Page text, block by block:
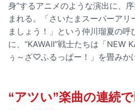
身”するアニメのような演出に、
まれる。「さいたまスーパーアリ
ましょう！」という仲川瑠夏の呼
に、“KAWAII”戦士たちは「NEW
ぅ～ざ♡ふるっぱー！」を畳みか
“アツい”楽曲の連続